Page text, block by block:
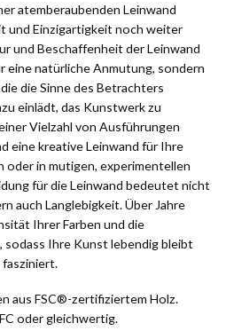
atemberaubenden Leinwand
und Einzigartigkeit noch weiter
und Beschaffenheit der Leinwand
eine natürliche Anmutung, sondern
die Sinne des Betrachters
einlädt, das Kunstwerk zu
Vielzahl von Ausführungen
eine kreative Leinwand für Ihre
oder in mutigen, experimentellen
für die Leinwand bedeutet nicht
auch Langlebigkeit. Über Jahre
Ihrer Farben und die
Ihre Kunst lebendig bleibt
fasziniert.
aus FSC®-zertifiziertem Holz.
oder gleichwertig.